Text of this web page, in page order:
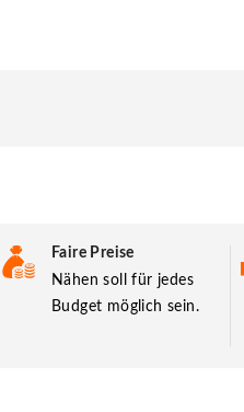
Faire Preise
Nähen soll für jedes
Budget möglich sein.